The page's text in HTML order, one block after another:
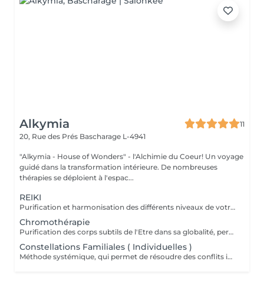
Alkymia
11
20, Rue des Prés Bascharage L-4941
"Alkymia - House of Wonders" - l'Alchimie du Coeur! Un voyage
guidé dans la transformation intérieure. De nombreuses
thérapies se déploient à l'espac...
REIKI
Purification et harmonisation des différents niveaux de votre être physique, émotionnel, mental et spirituel.
Chromothérapie
Purification des corps subtils de l'Etre dans sa globalité, permet une meilleure connexion à soi, une relaxation intense, un meilleur ancrage et une clarté d'esprit...
Constellations Familiales ( Individuelles )
Méthode systémique, qui permet de résoudre des conflits intérieurs ou familiaux